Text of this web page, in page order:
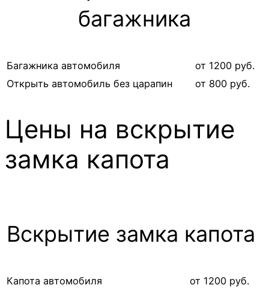
багажника
Багажника автомобиля
от 1200 руб.
Открыть автомобиль без царапин
от 800 руб.
Цены на вскрытие
замка капота
Вскрытие замка капота
Капота автомобиля
от 1200 руб.